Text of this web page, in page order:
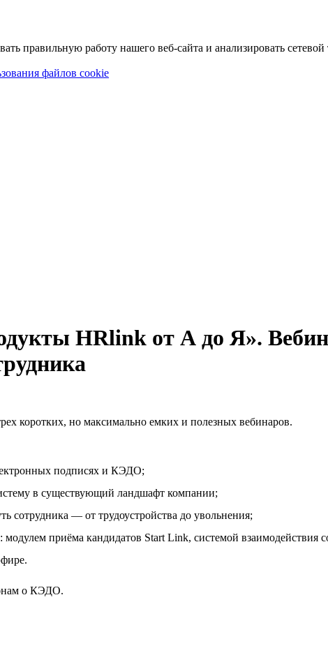
правильную работу нашего веб-сайта и анализировать сетевой
файлов cookie
HRlink от А до Я».
коротких, но максимально емких и полезных вебинаров.
подписях и КЭДО;
в существующий ландшафт компании;
сотрудника — от трудоустройства до увольнения;
приёма кандидатов Start Link, системой взаимодействия
о КЭДО.